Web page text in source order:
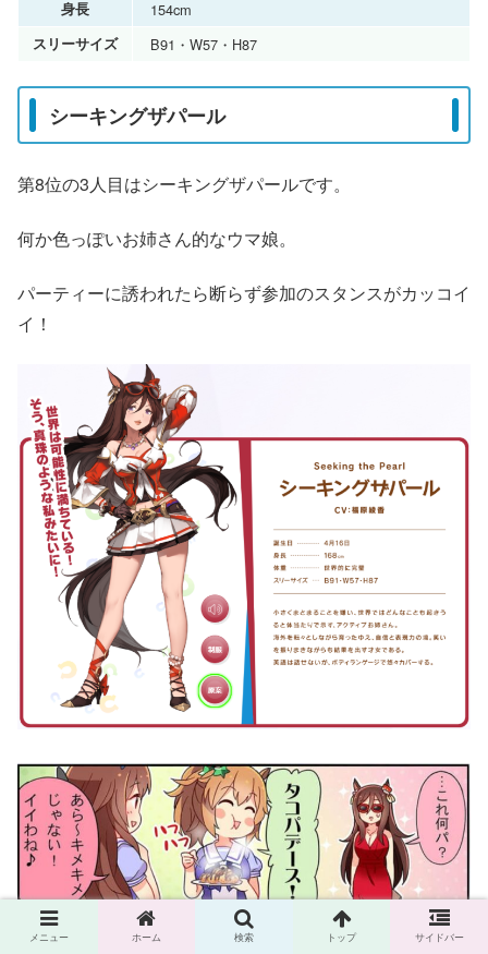
身長 154cm
スリーサイズ B91・W57・H87
シーキングザパール
第8位の3人目はシーキングザパールです。
何か色っぽいお姉さん的なウマ娘。
パーティーに誘われたら断らず参加のスタンスがカッコイ
イ！
メニュー ホーム 検索 トップ サイドバー